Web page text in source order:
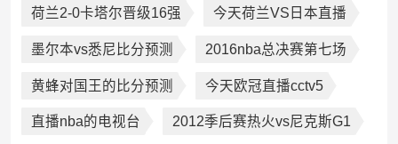
荷兰2-0卡塔尔晋级16强 今天荷兰VS日本直播
墨尔本vs悉尼比分预测 2016nba总决赛第七场
黄蜂对国王的比分预测 今天欧冠直播cctv5
直播nba的电视台 2012季后赛热火vs尼克斯G1